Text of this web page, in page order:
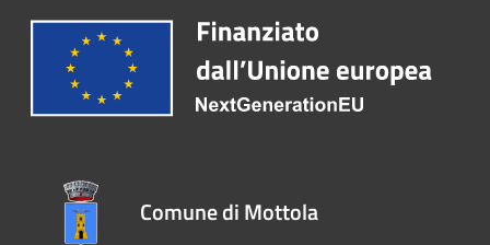
Comune di Mottola